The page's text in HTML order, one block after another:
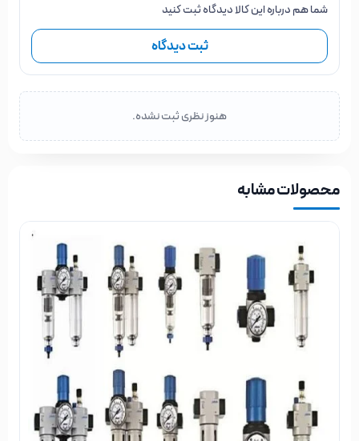
شما هم درباره این کالا دیدگاه ثبت کنید
ثبت دیدگاه
هنوز نظری ثبت نشده.
محصولات مشابه